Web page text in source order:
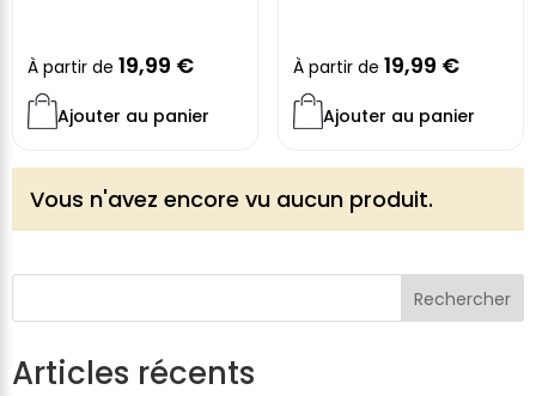
À partir de 19,99 €
Ajouter au panier
À partir de 19,99 €
Ajouter au panier
Vous n'avez encore vu aucun produit.
Rechercher
Articles récents